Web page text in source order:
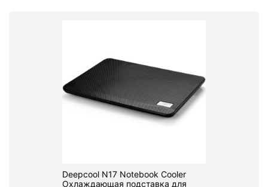
Deepcool N17 Notebook Cooler
Охлаждающая подставка для